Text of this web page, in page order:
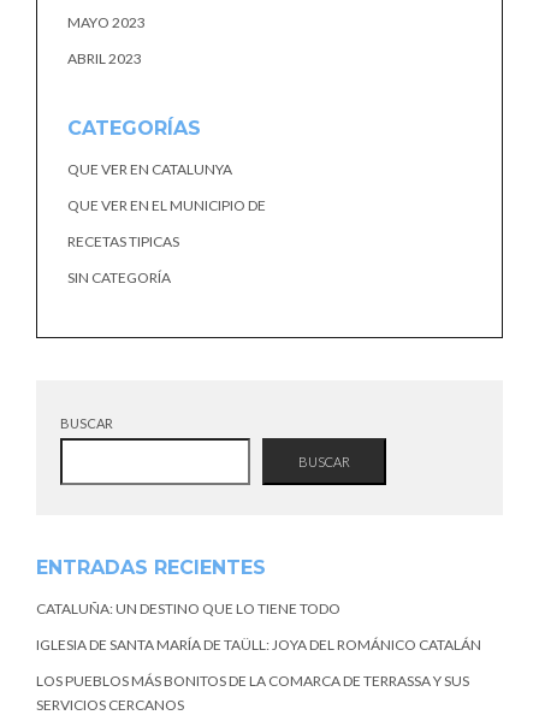
MAYO 2023
ABRIL 2023
CATEGORÍAS
QUE VER EN CATALUNYA
QUE VER EN EL MUNICIPIO DE
RECETAS TIPICAS
SIN CATEGORÍA
BUSCAR
BUSCAR
ENTRADAS RECIENTES
CATALUÑA: UN DESTINO QUE LO TIENE TODO
IGLESIA DE SANTA MARÍA DE TAÜLL: JOYA DEL ROMÁNICO CATALÁN
LOS PUEBLOS MÁS BONITOS DE LA COMARCA DE TERRASSA Y SUS
SERVICIOS CERCANOS